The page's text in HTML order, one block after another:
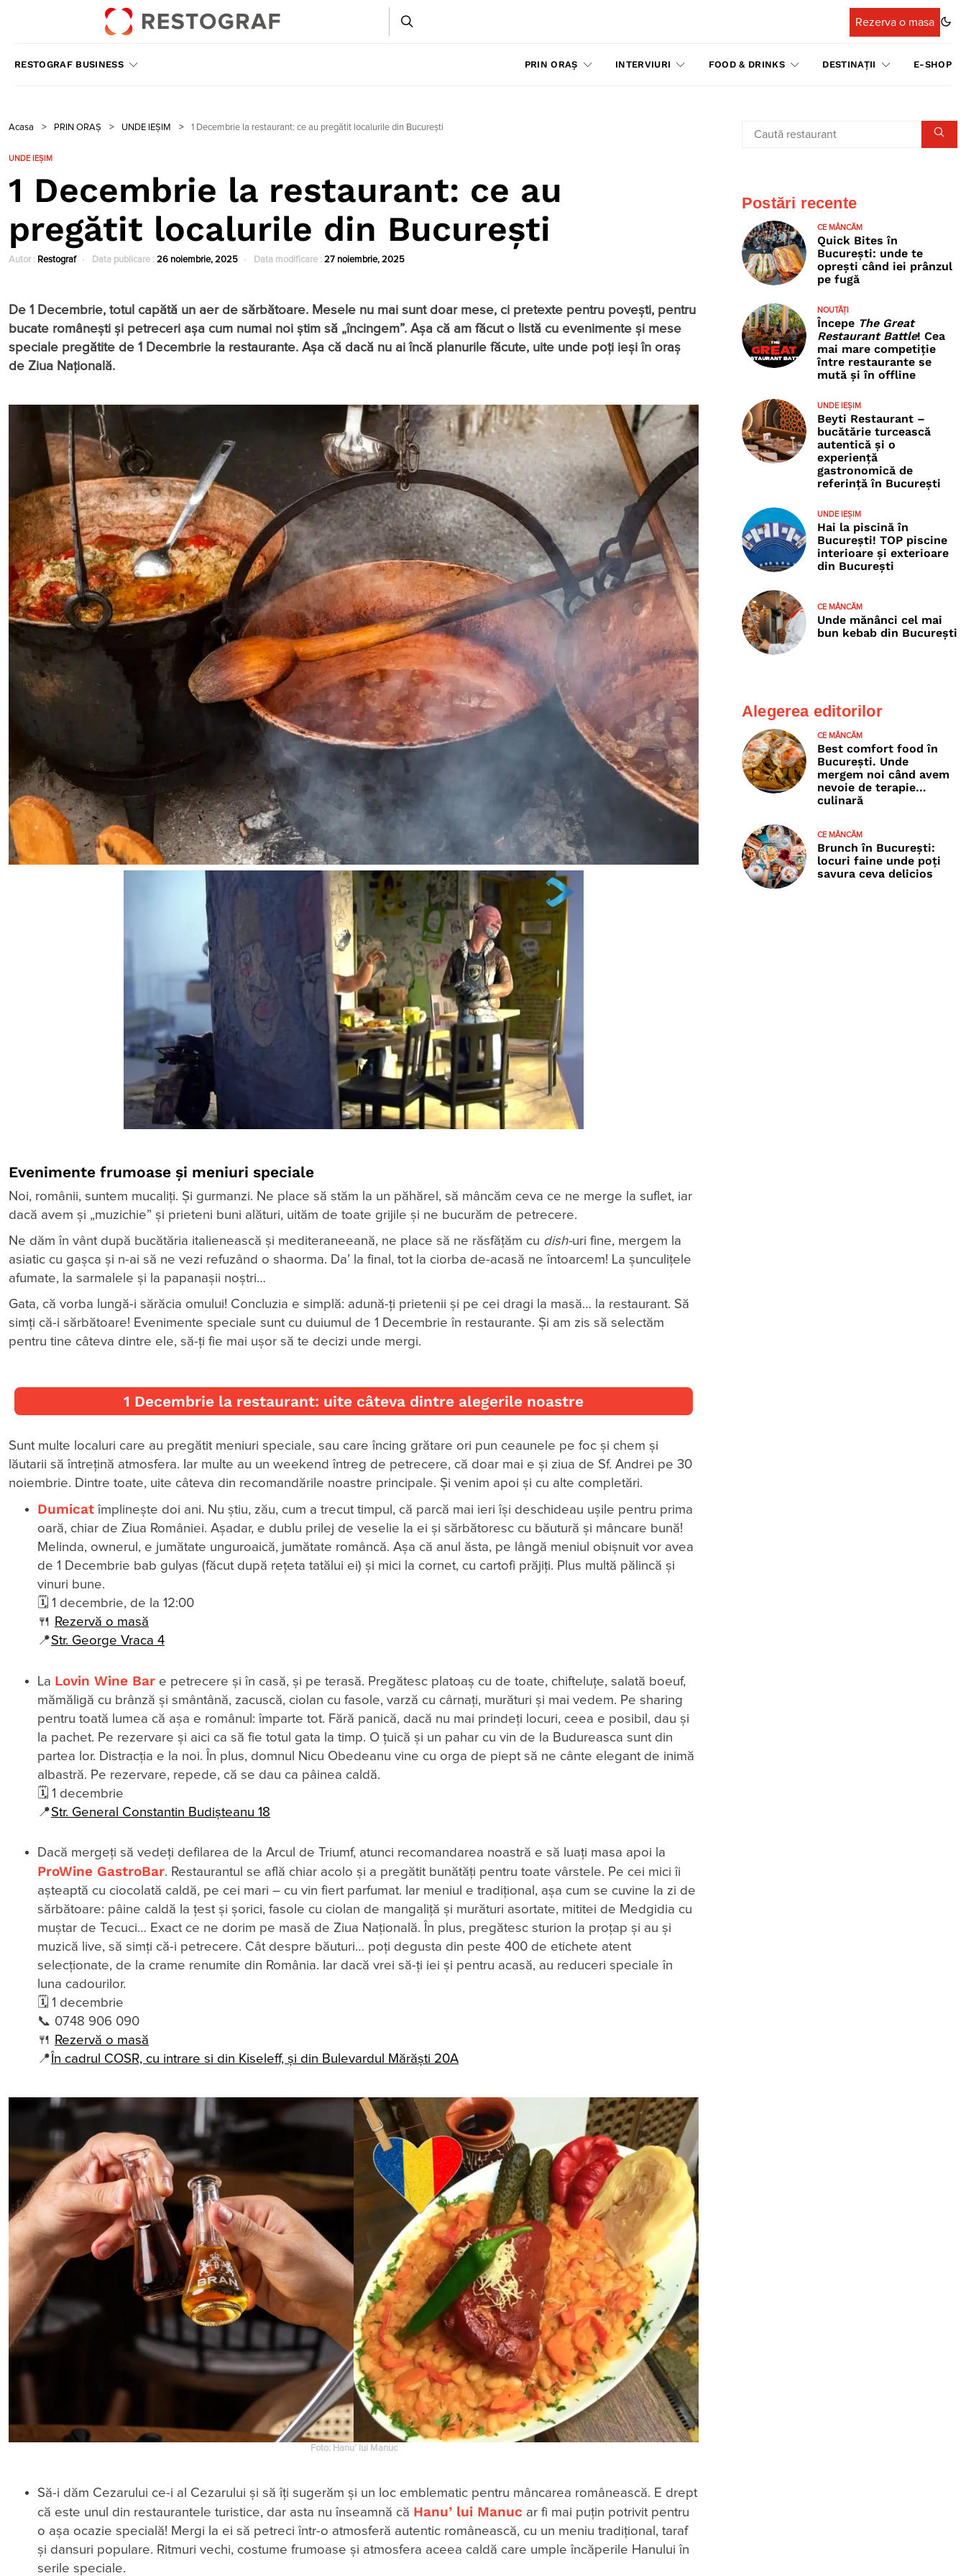
Rezerva o masa
RESTOGRAF BUSINESS PRIN ORAȘ INTERVIURI FOOD & DRINKS DESTINAȚII E-SHOP
Acasa > PRIN ORAȘ > UNDE IEȘIM > 1 Decembrie la restaurant: ce au pregătit localurile din București
UNDE IEȘIM
1 Decembrie la restaurant: ce au
pregătit localurile din București
Autor : Restograf Data publicare : 26 noiembrie, 2025 Data modificare : 27 noiembrie, 2025
De 1 Decembrie, totul capătă un aer de sărbătoare. Mesele nu mai sunt doar mese, ci pretexte pentru povești, pentru
bucate românești și petreceri așa cum numai noi știm să „încingem”. Așa că am făcut o listă cu evenimente și mese
speciale pregătite de 1 Decembrie la restaurante. Așa că dacă nu ai încă planurile făcute, uite unde poți ieși în oraș
de Ziua Națională.
Evenimente frumoase și meniuri speciale
Noi, românii, suntem mucaliți. Și gurmanzi. Ne place să stăm la un păhărel, să mâncăm ceva ce ne merge la suflet, iar
dacă avem și „muzichie” și prieteni buni alături, uităm de toate grijile și ne bucurăm de petrecere.
Ne dăm în vânt după bucătăria italienească și mediteraneeană, ne place să ne răsfățăm cu dish-uri fine, mergem la
asiatic cu gașca și n-ai să ne vezi refuzând o shaorma. Da’ la final, tot la ciorba de-acasă ne întoarcem! La șunculițele
afumate, la sarmalele și la papanașii noștri…
Gata, că vorba lungă-i sărăcia omului! Concluzia e simplă: adună-ți prietenii și pe cei dragi la masă… la restaurant. Să
simți că-i sărbătoare! Evenimente speciale sunt cu duiumul de 1 Decembrie în restaurante. Și am zis să selectăm
pentru tine câteva dintre ele, să-ți fie mai ușor să te decizi unde mergi.
1 Decembrie la restaurant: uite câteva dintre alegerile noastre
Sunt multe localuri care au pregătit meniuri speciale, sau care încing grătare ori pun ceaunele pe foc și chem și
lăutarii să întrețină atmosfera. Iar multe au un weekend întreg de petrecere, că doar mai e și ziua de Sf. Andrei pe 30
noiembrie. Dintre toate, uite câteva din recomandările noastre principale. Și venim apoi și cu alte completări.
Dumicat împlinește doi ani. Nu știu, zău, cum a trecut timpul, că parcă mai ieri își deschideau ușile pentru prima
oară, chiar de Ziua României. Așadar, e dublu prilej de veselie la ei și sărbătoresc cu băutură și mâncare bună!
Melinda, ownerul, e jumătate unguroaică, jumătate româncă. Așa că anul ăsta, pe lângă meniul obișnuit vor avea
de 1 Decembrie bab gulyas (făcut după rețeta tatălui ei) și mici la cornet, cu cartofi prăjiți. Plus multă pălincă și
vinuri bune.
🗓 1 decembrie, de la 12:00
🍴 Rezervă o masă
📍Str. George Vraca 4
La Lovin Wine Bar e petrecere și în casă, și pe terasă. Pregătesc platoaș cu de toate, chifteluțe, salată boeuf,
mămăligă cu brânză și smântână, zacuscă, ciolan cu fasole, varză cu cârnați, murături și mai vedem. Pe sharing
pentru toată lumea că așa e românul: împarte tot. Fără panică, dacă nu mai prindeți locuri, ceea e posibil, dau și
la pachet. Pe rezervare și aici ca să fie totul gata la timp. O țuică și un pahar cu vin de la Budureasca sunt din
partea lor. Distracția e la noi. În plus, domnul Nicu Obedeanu vine cu orga de piept să ne cânte elegant de inimă
albastră. Pe rezervare, repede, că se dau ca pâinea caldă.
🗓 1 decembrie
📍Str. General Constantin Budișteanu 18
Dacă mergeți să vedeți defilarea de la Arcul de Triumf, atunci recomandarea noastră e să luați masa apoi la
ProWine GastroBar. Restaurantul se află chiar acolo și a pregătit bunătăți pentru toate vârstele. Pe cei mici îi
așteaptă cu ciocolată caldă, pe cei mari – cu vin fiert parfumat. Iar meniul e tradițional, așa cum se cuvine la zi de
sărbătoare: pâine caldă la țest și șorici, fasole cu ciolan de mangaliță și murături asortate, mititei de Medgidia cu
muștar de Tecuci… Exact ce ne dorim pe masă de Ziua Națională. În plus, pregătesc sturion la proțap și au și
muzică live, să simți că-i petrecere. Cât despre băuturi… poți degusta din peste 400 de etichete atent
selecționate, de la crame renumite din România. Iar dacă vrei să-ți iei și pentru acasă, au reduceri speciale în
luna cadourilor.
🗓 1 decembrie
📞 0748 906 090
🍴 Rezervă o masă
📍 În cadrul COSR, cu intrare si din Kiseleff, și din Bulevardul Mărăști 20A
Foto: Hanu’ lui Manuc
Să-i dăm Cezarului ce-i al Cezarului și să îți sugerăm și un loc emblematic pentru mâncarea românească. E drept
că este unul din restaurantele turistice, dar asta nu înseamnă că Hanu’ lui Manuc ar fi mai puțin potrivit pentru
o așa ocazie specială! Mergi la ei să petreci într-o atmosferă autentic românească, cu un meniu tradițional, taraf
și dansuri populare. Ritmuri vechi, costume frumoase și atmosfera aceea caldă care umple încăperile Hanului în
serile speciale.
Postări recente
CE MÂNCĂM
Quick Bites în
București: unde te
oprești când iei prânzul
pe fugă
NOUTĂȚI
Începe The Great
Restaurant Battle! Cea
mai mare competiție
între restaurante se
mută și în offline
UNDE IEȘIM
Beyti Restaurant –
bucătărie turcească
autentică și o
experiență
gastronomică de
referință în București
UNDE IEȘIM
Hai la piscină în
București! TOP piscine
interioare și exterioare
din București
CE MÂNCĂM
Unde mănânci cel mai
bun kebab din București
Alegerea editorilor
CE MÂNCĂM
Best comfort food în
București. Unde
mergem noi când avem
nevoie de terapie…
culinară
CE MÂNCĂM
Brunch în București:
locuri faine unde poţi
savura ceva delicios